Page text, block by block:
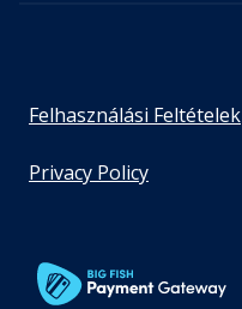
Felhasználási Feltételek
Privacy Policy